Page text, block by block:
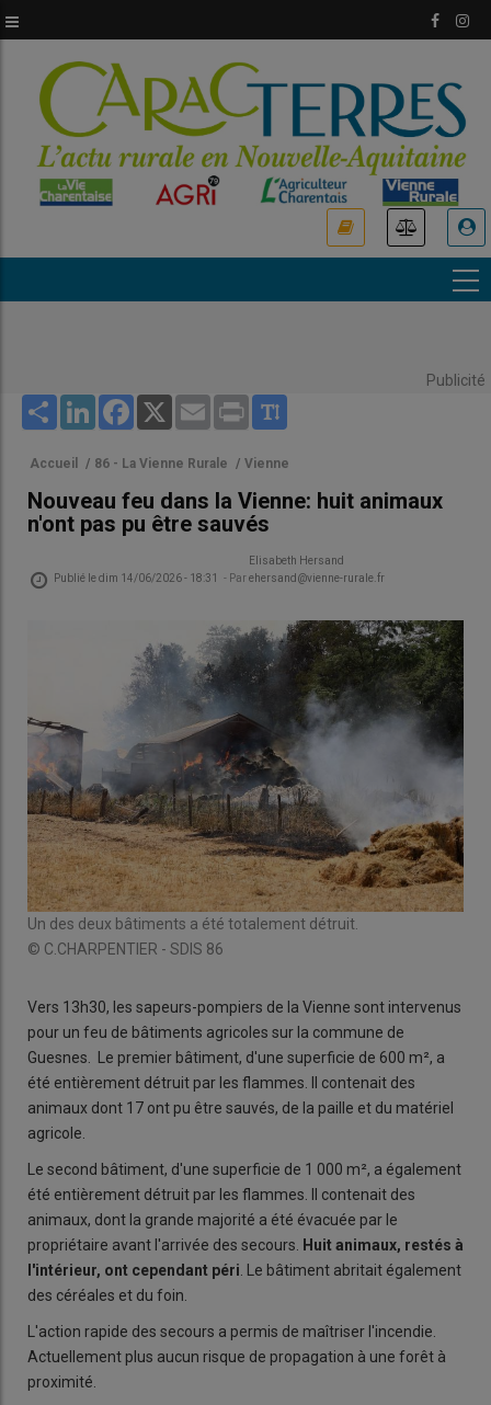
au
principal
Publicité
Share LinkedInFacebook
X Email Print
Accueil / 86 - La Vienne Rurale / Vienne
Nouveau feu dans la Vienne: huit animaux
n'ont pas pu être sauvés
Publié ledim 14/06/2026 - 18:31 - Par
Elisabeth Hersand
ehersand@vienne-rurale.fr
Un des deux bâtiments a été totalement détruit.
© C.CHARPENTIER - SDIS 86
Vers 13h30, les sapeurs-pompiers de la Vienne sont intervenus
pour un feu de bâtiments agricoles sur la commune de
Guesnes. Le premier bâtiment, d'une superficie de 600 m², a
été entièrement détruit par les flammes. Il contenait des
animaux dont 17 ont pu être sauvés, de la paille et du matériel
agricole.
Le second bâtiment, d'une superficie de 1 000 m², a également
été entièrement détruit par les flammes. Il contenait des
animaux, dont la grande majorité a été évacuée par le
propriétaire avant l'arrivée des secours.
Huit animaux, restés à
l'intérieur, ont cependant péri . Le bâtiment abritait également
des céréales et du foin.
L'action rapide des secours a permis de maîtriser l'incendie.
Actuellement plus aucun risque de propagation à une forêt à
proximité.